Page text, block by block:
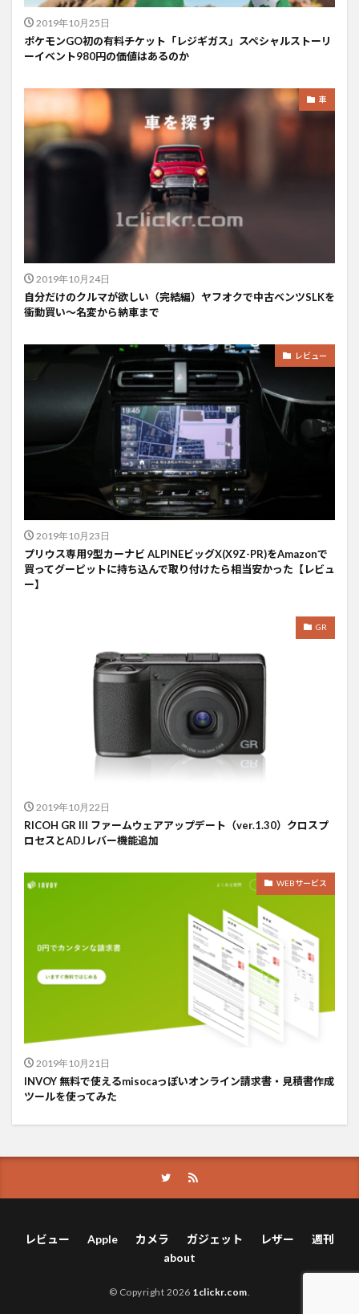
2019年10月25日
ポケモンGO初の有料チケット「レジギガス」スペシャルストーリ
ーイベント980円の価値はあるのか
車
2019年10月24日
自分だけのクルマが欲しい（完結編）ヤフオクで中古ベンツSLKを
衝動買い〜名変から納車まで
レビュー
2019年10月23日
プリウス専用9型カーナビ ALPINEビッグX(X9Z-PR)をAmazonで
買ってグーピットに持ち込んで取り付けたら相当安かった【レビュ
ー】
GR
2019年10月22日
RICOH GR III ファームウェアアップデート（ver.1.30）クロスプ
ロセスとADJレバー機能追加
WEBサービス
2019年10月21日
INVOY 無料で使えるmisocaっぽいオンライン請求書・見積書作成
ツールを使ってみた
レビュー Apple カメラ ガジェット レザー
週刊
about
© Copyright 2026 1clickr.com.